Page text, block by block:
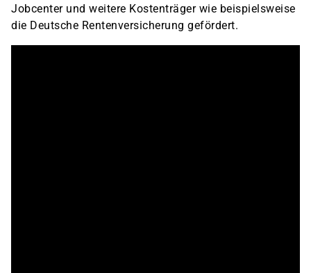
Jobcenter und weitere Kostenträger wie beispielsweise
die Deutsche Rentenversicherung gefördert.